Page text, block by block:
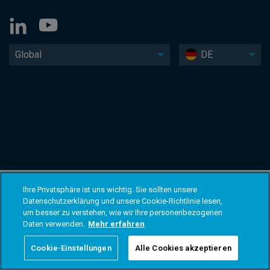
Global DE
Ihre Privatsphäre ist uns wichtig. Sie sollten unsere
Datenschutzerklärung und unsere Cookie-Richtlinie lesen,
um besser zu verstehen, wie wir Ihre personenbezogenen
Daten verwenden. Mehr erfahren
Cookie-Einstellungen Alle Cookies akzeptieren